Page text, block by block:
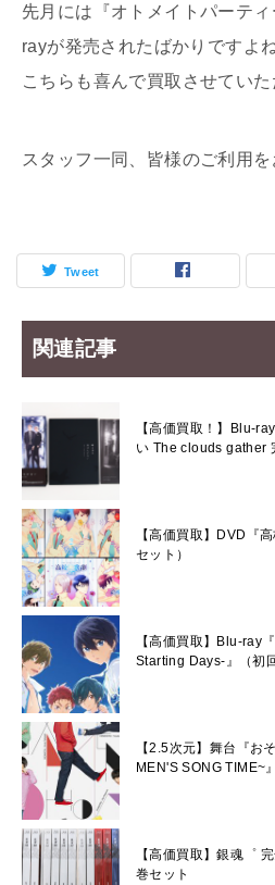
先月には『オトメイトパーテ
rayが発売されたばかりですよ
こちらも喜んで買取させていた
スタッフ一同、皆様のご利用を
Tweet
関連記事
【高価買取！】Blu-
い The clouds gather
【高価買取】DVD『
セット）
【高価買取】Blu-ray
Starting Days-』（初
【2.5次元】舞台『お
MEN'S SONG TIME~
【高価買取】銀魂゜
巻セット